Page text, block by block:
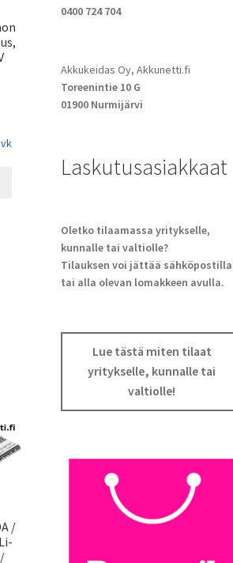
/
0400 724 704
Akkukeidas Oy, Akkunetti.fi
Toreenintie 10 G
01900 Nurmijärvi
Laskutusasiakkaat
Oletko tilaamassa yritykselle,
kunnalle tai valtiolle?
Tilauksen voi jättää sähköpostilla
tai alla olevan lomakkeen avulla.
Lue tästä miten tilaat
yritykselle, kunnalle tai
valtiolle!